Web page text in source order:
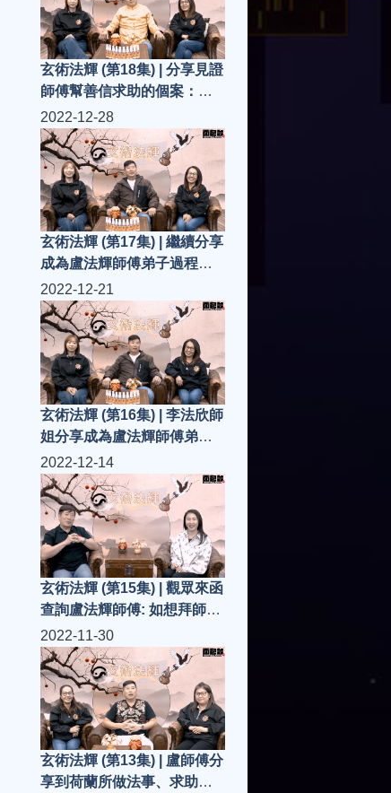
玄術法輝 (第18集) | 分享見證
師傅幫善信求助的個案：驅
邪
2022-12-28
玄術法輝 (第17集) | 繼續分享
成為盧法輝師傅弟子過程、
感受...
2022-12-21
玄術法輝 (第16集) | 李法欣師
姐分享成為盧法輝師傅弟子
過程、感受...
2022-12-14
玄術法輝 (第15集) | 觀眾來函
查詢盧法輝師傅: 如想拜師入
門做弟子..有什麼要求/資格?
2022-11-30
玄術法輝 (第13集) | 盧師傅分
享到荷蘭所做法事、求助善